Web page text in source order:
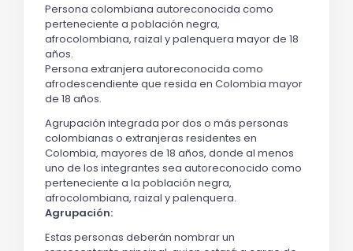
Persona colombiana autoreconocida como
perteneciente a población negra,
afrocolombiana, raizal y palenquera mayor de 18
años.
Persona extranjera autoreconocida como
afrodescendiente que resida en Colombia mayor
de 18 años.
Agrupación integrada por dos o más personas
colombianas o extranjeras residentes en
Colombia, mayores de 18 años, donde al menos
uno de los integrantes sea autoreconocido como
perteneciente a la población negra,
afrocolombiana, raizal y palenquera.
Agrupación:
Estas personas deberán nombrar un